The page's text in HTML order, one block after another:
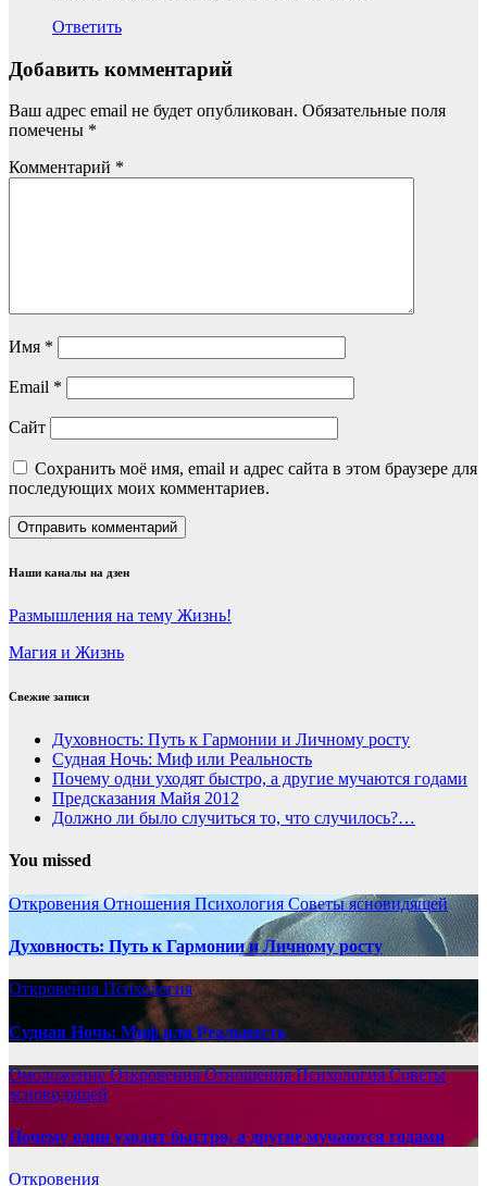
Ответить
Добавить комментарий
Ваш адрес email не будет опубликован. Обязательные поля
помечены *
Комментарий *
Имя *
Email *
Сайт
Сохранить моё имя, email и адрес сайта в этом браузере для
последующих моих комментариев.
Наши каналы на дзен
Размышления на тему Жизнь!
Магия и Жизнь
Свежие записи
Духовность: Путь к Гармонии и Личному росту
Судная Ночь: Миф или Реальность
Почему одни уходят быстро, а другие мучаются годами
Предсказания Майя 2012
Должно ли было случиться то, что случилось?…
You missed
ОткровенияОтношения Психология Советы ясновидящей
Духовность: Путь к Гармонии и Личному росту
Откровения Психология
Судная Ночь: Миф или Реальность
ОмоложениеОткровенияОтношенияПсихологияСоветы
ясновидящей
Почему одни уходят быстро, а другие мучаются годами
Откровения